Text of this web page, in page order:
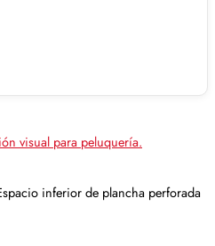
inferior de plancha perforada